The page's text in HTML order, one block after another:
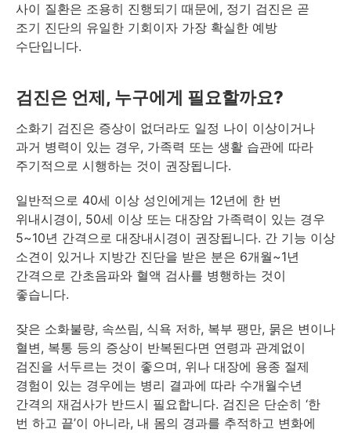
사이 질환은 조용히 진행되기 때문에, 정기 검진은 곧
조기 진단의 유일한 기회이자 가장 확실한 예방
수단입니다.
검진은 언제, 누구에게 필요할까요?
소화기 검진은 증상이 없더라도 일정 나이 이상이거나
과거 병력이 있는 경우, 가족력 또는 생활 습관에 따라
주기적으로 시행하는 것이 권장됩니다.
일반적으로 40세 이상 성인에게는 12년에 한 번
위내시경이, 50세 이상 또는 대장암 가족력이 있는 경우
5~10년 간격으로 대장내시경이 권장됩니다. 간 기능 이상
소견이 있거나 지방간 진단을 받은 분은 6개월~1년
간격으로 간초음파와 혈액 검사를 병행하는 것이
좋습니다.
잦은 소화불량, 속쓰림, 식욕 저하, 복부 팽만, 묽은 변이나
혈변, 복통 등의 증상이 반복된다면 연령과 관계없이
검진을 서두르는 것이 좋으며, 위나 대장에 용종 절제
경험이 있는 경우에는 병리 결과에 따라 수개월수년
간격의 재검사가 반드시 필요합니다. 검진은 단순히 ‘한
번 하고 끝’이 아니라, 내 몸의 경과를 추적하고 변화에